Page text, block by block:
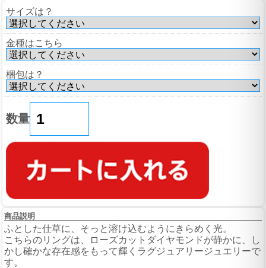
サイズは？
金種はこちら
梱包は？
数量
商品説明
ふとした仕草に、そっと溶け込むようにきらめく光。
こちらのリングは、ローズカットダイヤモンドが静かに、し
かし確かな存在感をもって輝くラグジュアリージュエリーで
す。